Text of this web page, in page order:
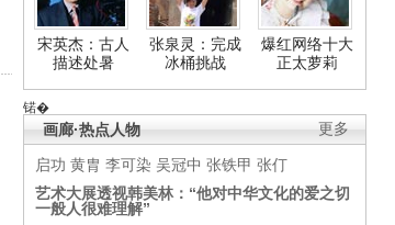
宋英杰：古人
描述处暑
张泉灵：完成
冰桶挑战
爆红网络十大
正太萝莉
锘�
更多
画廊·热点人物
启功 黄胄 李可染 吴冠中 张铁甲 张仃
艺术大展透视韩美林：“他对中华文化的爱之切
一般人很难理解”